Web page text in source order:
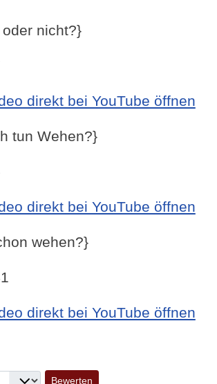
nicht?}
direkt bei YouTube öffnen
tun Wehen?}
direkt bei YouTube öffnen
wehen?}
direkt bei YouTube öffnen